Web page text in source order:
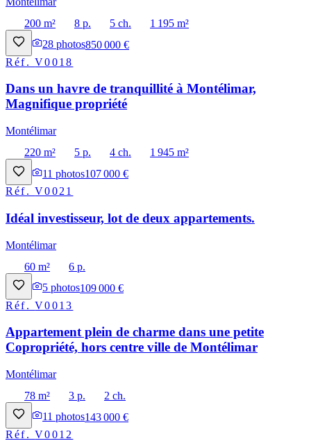
200 m²
8 p. 5 ch.
1 195 m²
28 photos850 000 €
Réf.V0018
Dans un havre de tranquillité à Montélimar,
Magnifique propriété
Montélimar
220 m²
5 p. 4 ch.
1 945 m²
11 photos107 000 €
Réf.V0021
Idéal investisseur, lot de deux appartements.
Montélimar
60 m²
6 p.
5 photos109 000 €
Réf.V0013
Appartement plein de charme dans une petite
Copropriété, hors centre ville de Montélimar
Montélimar
78 m²
3 p.
2 ch.
11 photos143 000 €
Réf.V0012